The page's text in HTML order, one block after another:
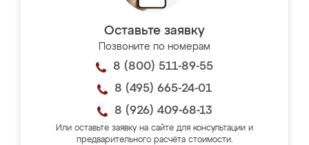
Оставьте заявку
Позвоните по номерам
8 (800) 511-89-55
8 (495) 665-24-01
8 (926) 409-68-13
Или оставьте заявку на сайте для консультации и
предварительного расчёта стоимости.